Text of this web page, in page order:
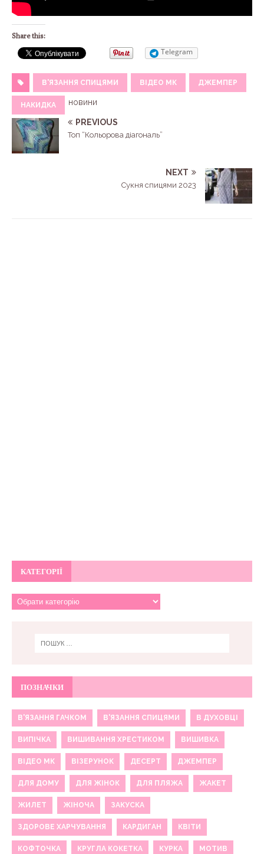
Share this:
Telegram
В'ЯЗАННЯ СПИЦЯМИ ВІДЕО МК ДЖЕМПЕР
НАКИДКА новини
PREVIOUS
Топ “Кольорова діагональ”
NEXT
Сукня спицями 2023
КАТЕГОРІЇ
ПОЗНАЧКИ
В'ЯЗАННЯ ГАЧКОМ В'ЯЗАННЯ СПИЦЯМИ В ДУХОВЦІ
ВИПІЧКА ВИШИВАННЯ ХРЕСТИКОМ ВИШИВКА
ВІДЕО МК ВІЗЕРУНОК ДЕСЕРТ ДЖЕМПЕР
ДЛЯ ДОМУ ДЛЯ ЖІНОК ДЛЯ ПЛЯЖА ЖАКЕТ
ЖИЛЕТ ЖІНОЧА ЗАКУСКА
ЗДОРОВЕ ХАРЧУВАННЯ КАРДИГАН КВІТИ
КОФТОЧКА КРУГЛА КОКЕТКА КУРКА МОТИВ